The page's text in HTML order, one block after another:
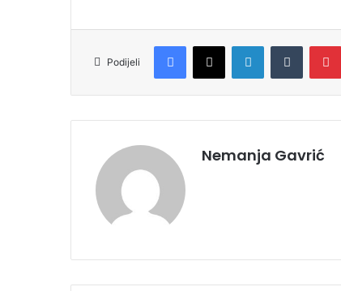
Podijeli
Nemanja Gavrić